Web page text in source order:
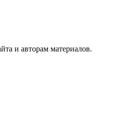
и авторам материалов.